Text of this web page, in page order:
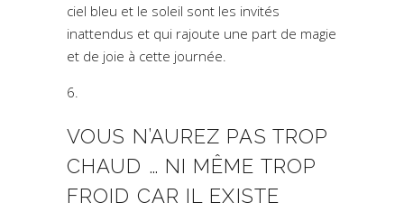
ciel bleu et le soleil sont les invités
inattendus et qui rajoute une part de magie
et de joie à cette journée.
VOUS N’AUREZ PAS TROP
CHAUD … NI MÊME TROP
FROID CAR IL EXISTE